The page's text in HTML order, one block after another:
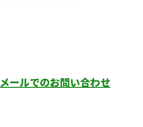
メールでのお問い合わせ